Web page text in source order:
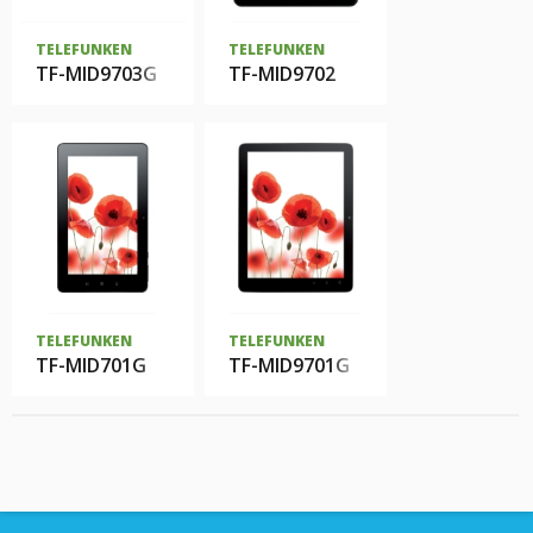
TELEFUNKEN
TF-MID9703G
TELEFUNKEN
TF-MID9702
TELEFUNKEN
TF-MID701G
TELEFUNKEN
TF-MID9701G